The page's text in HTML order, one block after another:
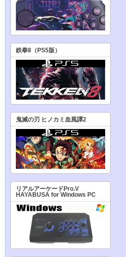
鉄拳8（PS5版）
鬼滅の刃 ヒノカミ血風譚2
リアルアーケードPro.V
HAYABUSA for Windows PC